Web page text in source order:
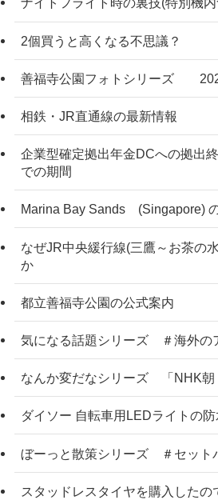
2個買うと高くなる不思議？
善福寺公園フォトシリーズ
相鉄・JR直通線の最新情報
企業型確定拠出年金DCへの拠出
での期間
Marina Bay Sands (Singapore)
なぜJR中央緩行線(三鷹～お茶の
か
都立善福寺公園の公式案内
気になる話題シリーズ ＃海外の
なんか変だなシリーズ 「NHK朝
ダイソー 自転車用LEDライトの防
ぼーっと散策シリーズ ＃セット
スタッドレスタイヤを購入したの